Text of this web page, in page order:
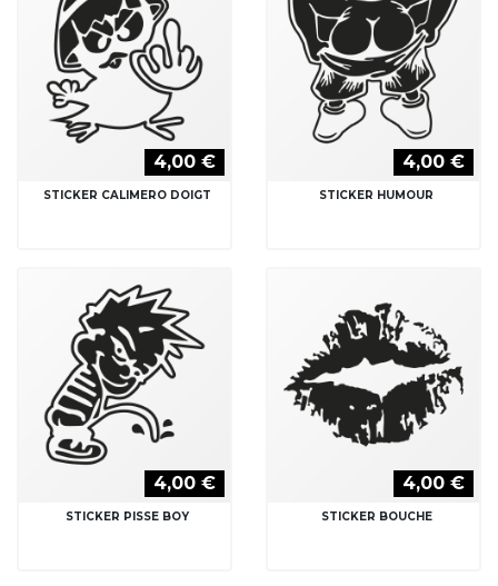
4,00 €
STICKER CALIMERO DOIGT
4,00 €
STICKER HUMOUR
4,00 €
STICKER PISSE BOY
4,00 €
STICKER BOUCHE